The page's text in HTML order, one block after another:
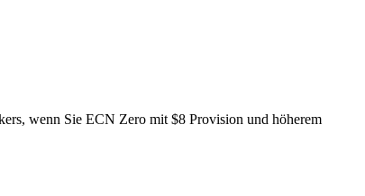
wenn Sie ECN Zero mit $8 Provision und höherem